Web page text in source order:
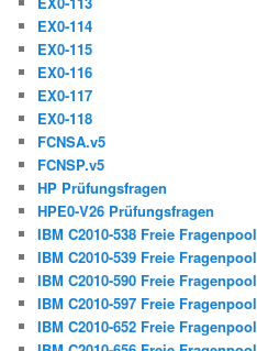
EX0-114
EX0-115
EX0-116
EX0-117
EX0-118
FCNSA.v5
FCNSP.v5
HP Prüfungsfragen
HPE0-V26 Prüfungsfragen
IBM C2010-538 Freie Fragenpool
IBM C2010-539 Freie Fragenpool
IBM C2010-590 Freie Fragenpool
IBM C2010-597 Freie Fragenpool
IBM C2010-652 Freie Fragenpool